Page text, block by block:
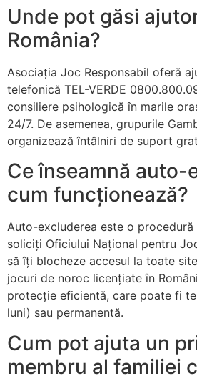
Unde pot găsi
România?
Asociația Joc Responsabil oferă
telefonică TEL-VERDE
consiliere psihologică în marile
24/7. De asemenea, grupurile
organizează întâlniri de suport
Ce înseamnă auto-
cum funcționează?
Auto-excluderea este o
soliciți Oficiului Național pentru
să îți blocheze accesul la toate
jocuri de noroc licențiate în
protecție eficientă, care poate fi
luni) sau permanentă.
Cum pot ajuta un
membru al familiei